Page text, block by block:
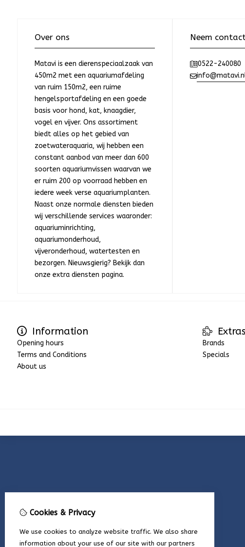
Over ons
Matavi is een dierenspeciaalzaak van
450m2 met een aquariumafdeling
van ruim 150m2, een ruime
hengelsportafdeling en een goede
basis voor hond, kat, knaagdier,
vogel en vijver. Ons assortiment
biedt alles op het gebied van
zoetwateraquaria, wij hebben een
constant aanbod van meer dan 600
soorten aquariumvissen waarvan we
er ruim 200 op voorraad hebben en
iedere week verse aquariumplanten.
Naast onze normale diensten bieden
wij verschillende services waaronder:
aquariuminrichting,
aquariumonderhoud,
vijveronderhoud, watertesten en
bezorgen. Nieuwsgierig? Bekijk dan
onze extra diensten pagina.
Neem
0522-240080
Information
Opening hours
Terms and Conditions
About us
Extras
Brands
Specials
Cookies & Privacy
We use cookies to analyze website traffic. We also share
information about your use of our site with our partners